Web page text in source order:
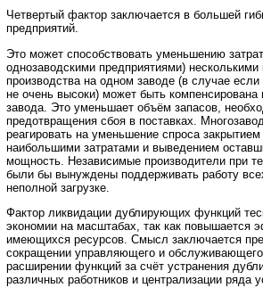
Четвертый фактор заключается в большей
предприятий.
Это может способствовать уменьшению
однозаводскими предприятиями)
производства на одном заводе (в случае
не очень высоки) может быть компенсирована
завода. Это уменьшает объём запасов,
предотвращения сбоя в поставках.
реагировать на уменьшение спроса закрытием
наибольшими затратами и выведением
мощность. Независимые производители при
были бы вынуждены поддерживать работу
неполной загрузке.
Фактор ликвидации дублирующих функций
экономии на масштабах, так как повышается
имеющихся ресурсов. Смысл заключается
сокращении управляющего и
расширении функций за счёт устранения
различных работников и централизации ряда